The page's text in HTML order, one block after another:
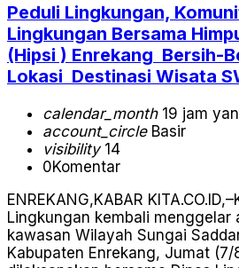
Peduli Lingkungan,
Lingkungan Bersama
(Hipsi ) Enrekang Bersih-
Lokasi Destinasi Wisata
calendar_month19 jam
account_circleBasir
visibility14
0Komentar
ENREKANG,KABAR
Lingkungan kembali menggelar
kawasan Wilayah Sungai
Kabupaten Enrekang, Jumat